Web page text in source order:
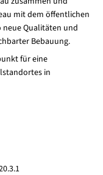
mit dem öffentlichen
neue Qualitäten und
Bebauung.
für eine
in